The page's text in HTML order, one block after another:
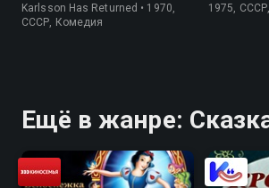
Karlsson Has Returned • 1970,
СССР, Комедия
1975,
Ещё в жанре: